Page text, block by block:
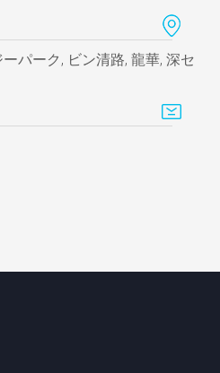
パーク, ビン清路, 龍華, 深セ